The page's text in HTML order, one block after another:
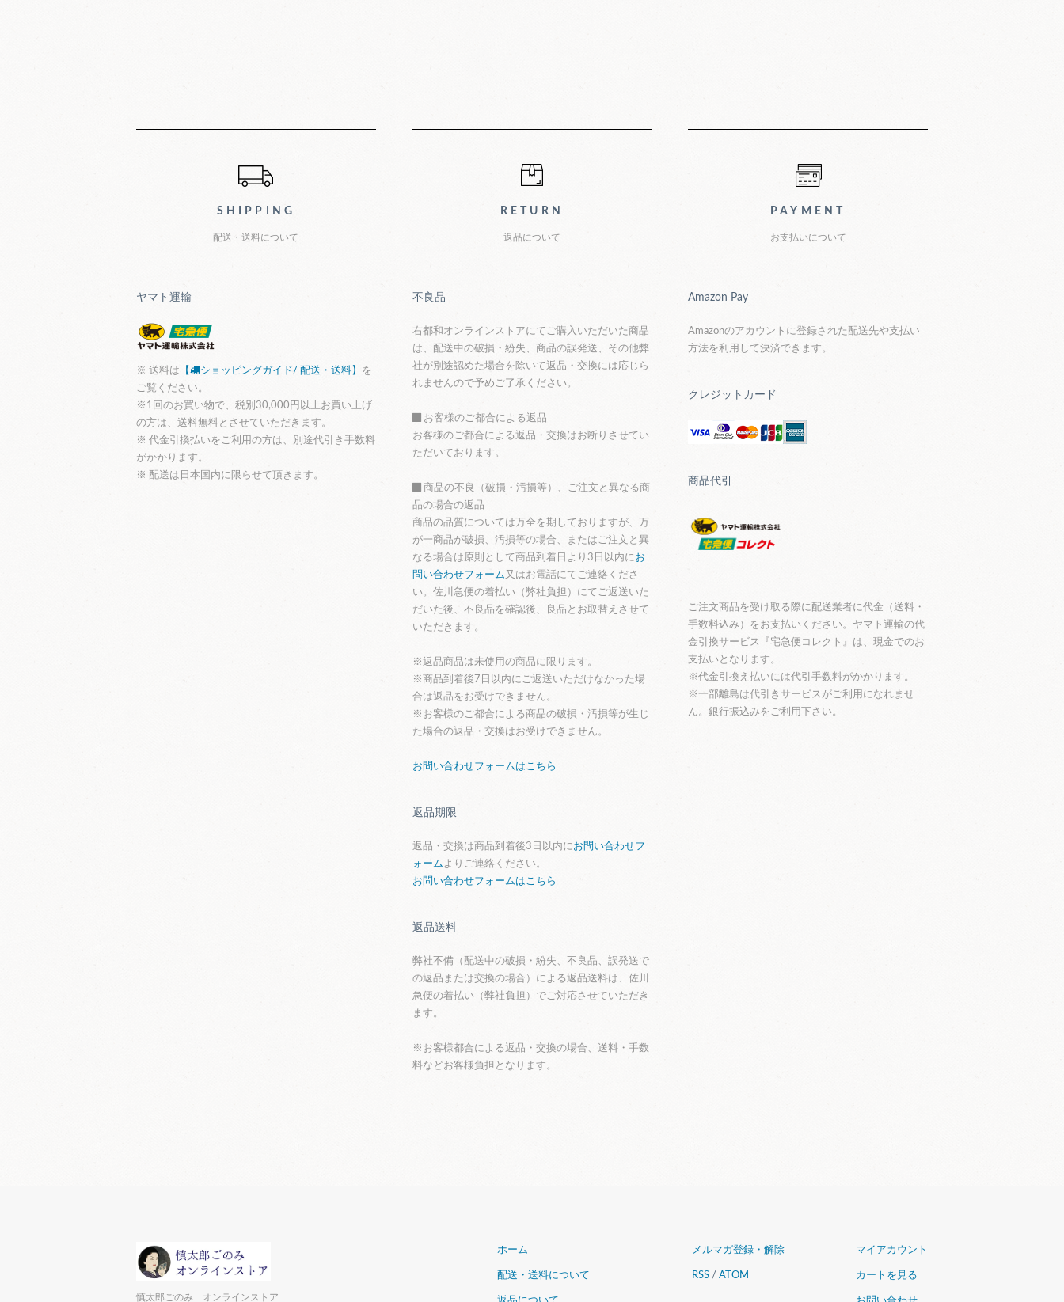
SHIPPING
配送・送料について
ヤマト運輸
※ 送料は 【 ショッピングガイド/ 配送・送料】 を
ご覧ください。
※1回のお買い物で、税別30,000円以上お買い上げ
の方は、送料無料とさせていただきます。
※ 代金引換払いをご利用の方は、別途代引き手数料
がかかります。
※ 配送は日本国内に限らせて頂きます。
RETURN
返品について
不良品
右都和オンラインストアにてご購入いただいた商品
は、配送中の破損・紛失、商品の誤発送、その他弊
社が別途認めた場合を除いて返品・交換には応じら
れませんので予めご了承ください。
お客様のご都合による返品
お客様のご都合による返品・交換はお断りさせてい
ただいております。
商品の不良（破損・汚損等）、ご注文と異なる商
品の場合の返品
商品の品質については万全を期しておりますが、万
が一商品が破損、汚損等の場合、またはご注文と異
なる場合は原則として商品到着日より3日以内に お
問い合わせフォーム 又はお電話にてご連絡くださ
い。佐川急便の着払い（弊社負担）にてご返送いた
だいた後、不良品を確認後、良品とお取替えさせて
いただきます。
※返品商品は未使用の商品に限ります。
※商品到着後7日以内にご返送いただけなかった場
合は返品をお受けできません。
※お客様のご都合による商品の破損・汚損等が生じ
た場合の返品・交換はお受けできません。
お問い合わせフォームはこちら
返品期限
返品・交換は商品到着後3日以内に お問い合わせフ
ォーム よりご連絡ください。
お問い合わせフォームはこちら
返品送料
弊社不備（配送中の破損・紛失、不良品、誤発送で
の返品または交換の場合）による返品送料は、佐川
急便の着払い（弊社負担）でご対応させていただき
ます。
※お客様都合による返品・交換の場合、送料・手数
料などお客様負担となります。
PAYMENT
お支払いについて
Amazon Pay
Amazonのアカウントに登録された配送先や支払い
方法を利用して決済できます。
クレジットカード
商品代引
ご注文商品を受け取る際に配送業者に代金（送料・
手数料込み）をお支払いください。ヤマト運輸の代
金引換サービス『宅急便コレクト』は、現金でのお
支払いとなります。
※代金引換え払いには代引手数料がかかります。
※一部離島は代引きサービスがご利用になれませ
ん。銀行振込みをご利用下さい。
慎太郎ごのみ オンラインストア
ホーム
配送・送料について
メルマガ登録・解除
RSS / ATOM
マイアカウント
カートを見る